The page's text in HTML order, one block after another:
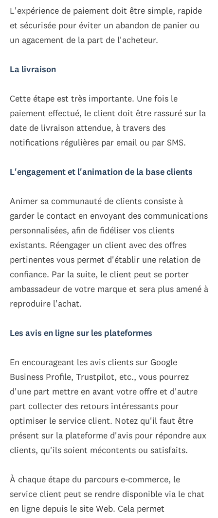
L'expérience de paiement doit être simple, rapide
et sécurisée pour éviter un abandon de panier ou
un agacement de la part de l'acheteur.
La livraison
Cette étape est très importante. Une fois le
paiement effectué, le client doit être rassuré sur la
date de livraison attendue, à travers des
notifications régulières par email ou par SMS.
L'engagement et l'animation de la base clients
Animer sa communauté de clients consiste à
garder le contact en envoyant des communications
personnalisées, afin de fidéliser vos clients
existants. Réengager un client avec des offres
pertinentes vous permet d'établir une relation de
confiance. Par la suite, le client peut se porter
ambassadeur de votre marque et sera plus amené à
reproduire l'achat.
Les avis en ligne sur les plateformes
En encourageant les avis clients sur Google
Business Profile, Trustpilot, etc., vous pourrez
d'une part mettre en avant votre offre et d'autre
part collecter des retours intéressants pour
optimiser le service client. Notez qu'il faut être
présent sur la plateforme d'avis pour répondre aux
clients, qu'ils soient mécontents ou satisfaits.
À chaque étape du parcours e-commerce, le
service client peut se rendre disponible via le chat
en ligne depuis le site Web. Cela permet